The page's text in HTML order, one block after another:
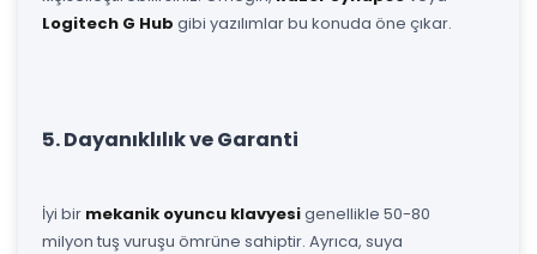
Logitech G Hub gibi yazılımlar bu konuda öne çıkar.
5. Dayanıklılık ve Garanti
İyi bir mekanik oyuncu klavyesigenellikle 50-80
milyon tuş vuruşu ömrüne sahiptir. Ayrıca, suya